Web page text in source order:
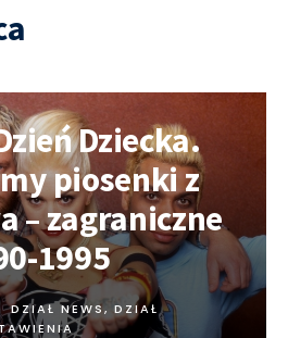
Dziecka.
piosenki z
– zagraniczne
1995
DZIAŁ NEWS, DZIAŁ